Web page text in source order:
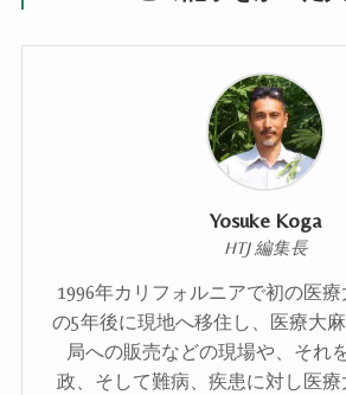
Yosuke Koga
HTJ 編集長
1996年カリフォルニアで初の医
の5年後に現地へ移住し、医療大
局への販売などの現場や、それ
政、そして難病、疾患に対し医